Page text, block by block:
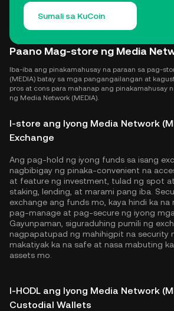
Sumali sa KuCoin
Paano Mag-store ng Media
Iba-iba ang pinakamahusay na paraan sa pag-
(MEDIA) batay sa mga pangangailangan at
pros at cons para mahanap ang pinakamahusay
ng Media Network (MEDIA).
I-store ang Iyong Media Network
Exchange
Ang pag-hold ng iyong funds sa isang
nagbibigay ng pinaka-convenient na
at feature ng investment, tulad ng spot
staking, lending, at marami pang iba.
exchange ang funds mo, kaya hindi ka na
pag-manage at pag-secure ng iyong
Gayunpaman, siguraduhing pumili ng
nagpapatupad ng mahihigpit na security
makatiyak ka na safe at nasa mabuting
assets mo.
I-HODL ang Iyong Media Network
Custodial Wallets